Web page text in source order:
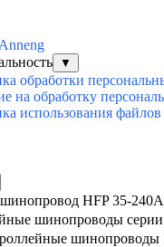
▼
обработки
на обработку
использования
HFP 35-240А
шинопроводы
шинопроводы